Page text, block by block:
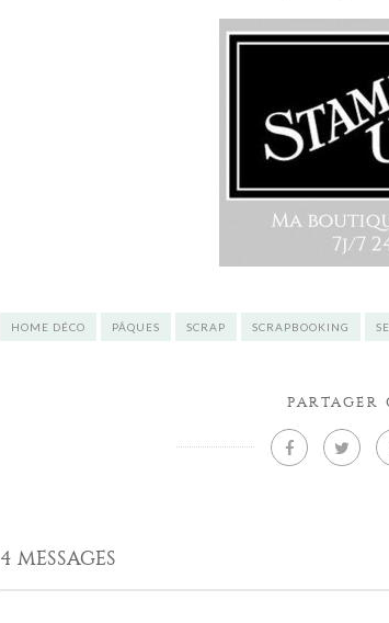
HOME DÉCO PÂQUES SCRAP SCRAPBOOKING
PARTAGER
4 MESSAGES